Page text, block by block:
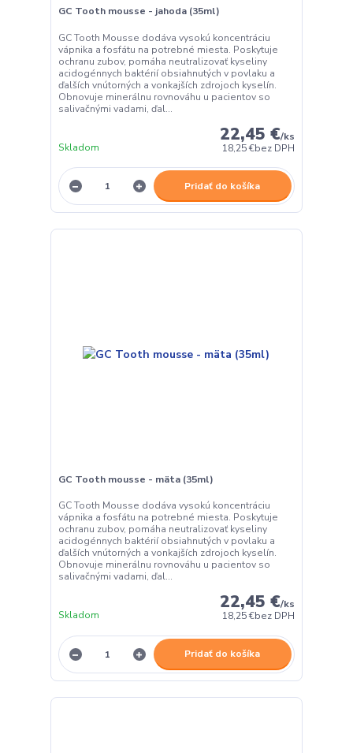
GC Tooth mousse - jahoda (35ml)
GC Tooth Mousse dodáva vysokú koncentráciu
vápnika a fosfátu na potrebné miesta. Poskytuje
ochranu zubov, pomáha neutralizovať kyseliny
acidogénnych baktérií obsiahnutých v povlaku a
ďalších vnútorných a vonkajších zdrojoch kyselín.
Obnovuje minerálnu rovnováhu u pacientov so
salivačnými vadami, ďal...
22,45 €/ks
18,25 €bez DPH
Skladom
Pridať do košíka
GC Tooth mousse - mäta (35ml)
GC Tooth Mousse dodáva vysokú koncentráciu
vápnika a fosfátu na potrebné miesta. Poskytuje
ochranu zubov, pomáha neutralizovať kyseliny
acidogénnych baktérií obsiahnutých v povlaku a
ďalších vnútorných a vonkajších zdrojoch kyselín.
Obnovuje minerálnu rovnováhu u pacientov so
salivačnými vadami, ďal...
22,45 €/ks
18,25 €bez DPH
Skladom
Pridať do košíka